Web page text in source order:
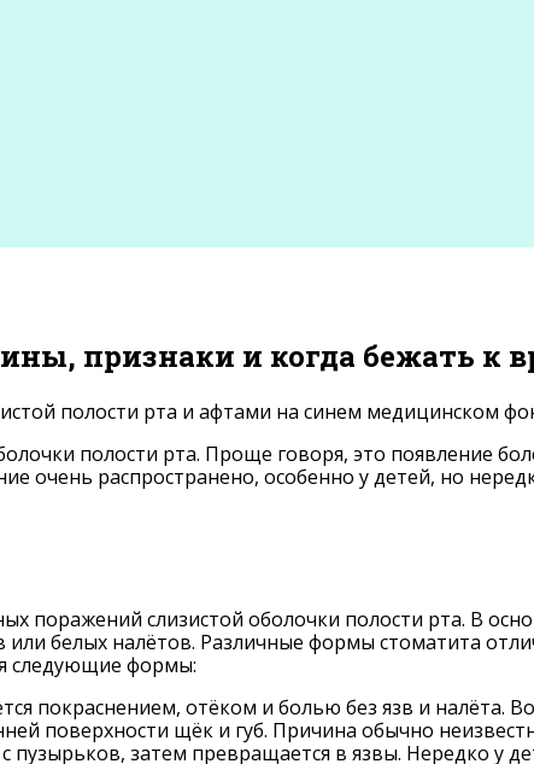
признаки и когда бежать к
полости рта. Проще говоря, это появление
очень распространено, особенно у детей, но
поражений слизистой оболочки полости рта. В
белых налётов. Различные формы стоматита
следующие формы:
покраснением, отёком и болью без язв и налёта.
поверхности щёк и губ. Причина обычно
пузырьков, затем превращается в язвы. Нередко у